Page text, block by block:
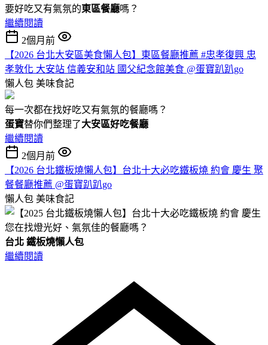
要好吃又有氣氛的東區餐廳嗎？
繼續閱讀
2個月前
【2026 台北大安區美食懶人包】東區餐廳推薦 #忠孝復興 忠
孝敦化 大安站 信義安和站 國父紀念館美食 @蛋寶趴趴go
懶人包 美味食記
每一次都在找好吃又有氣氛的餐廳嗎？
蛋寶替你們整理了大安區好吃餐廳
繼續閱讀
2個月前
【2026 台北鐵板燒懶人包】台北十大必吃鐵板燒 約會 慶生 聚
餐餐廳推薦 @蛋寶趴趴go
懶人包 美味食記
您在找燈光好、氣氛佳的餐廳嗎？
台北 鐵板燒懶人包
繼續閱讀